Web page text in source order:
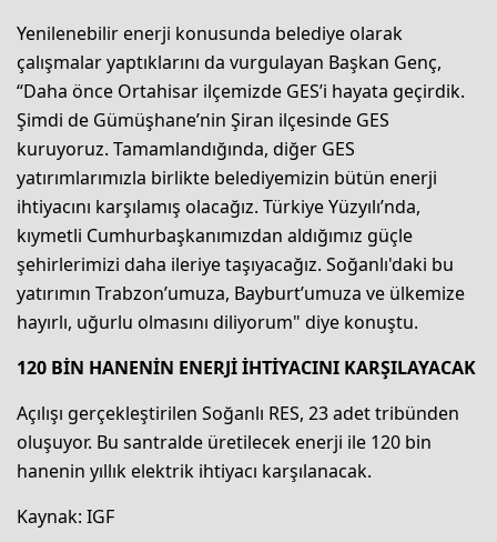
Yenilenebilir enerji konusunda belediye olarak
çalışmalar yaptıklarını da vurgulayan Başkan Genç,
“Daha önce Ortahisar ilçemizde GES’i hayata geçirdik.
Şimdi de Gümüşhane’nin Şiran ilçesinde GES
kuruyoruz. Tamamlandığında, diğer GES
yatırımlarımızla birlikte belediyemizin bütün enerji
ihtiyacını karşılamış olacağız. Türkiye Yüzyılı’nda,
kıymetli Cumhurbaşkanımızdan aldığımız güçle
şehirlerimizi daha ileriye taşıyacağız. Soğanlı'daki bu
yatırımın Trabzon’umuza, Bayburt’umuza ve ülkemize
hayırlı, uğurlu olmasını diliyorum" diye konuştu.
120 BİN HANENİN ENERJİ İHTİYACINI KARŞILAYACAK
Açılışı gerçekleştirilen Soğanlı RES, 23 adet tribünden
oluşuyor. Bu santralde üretilecek enerji ile 120 bin
hanenin yıllık elektrik ihtiyacı karşılanacak.
Kaynak: IGF